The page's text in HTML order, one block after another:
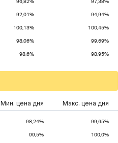
96,82% 97,38%
92,01% 94,94%
100,13% 100,45%
98,06% 99,69%
98,6% 98,95%
Мин. цена дня Макс. цена дня
98,24% 99,65%
99,5% 100,0%